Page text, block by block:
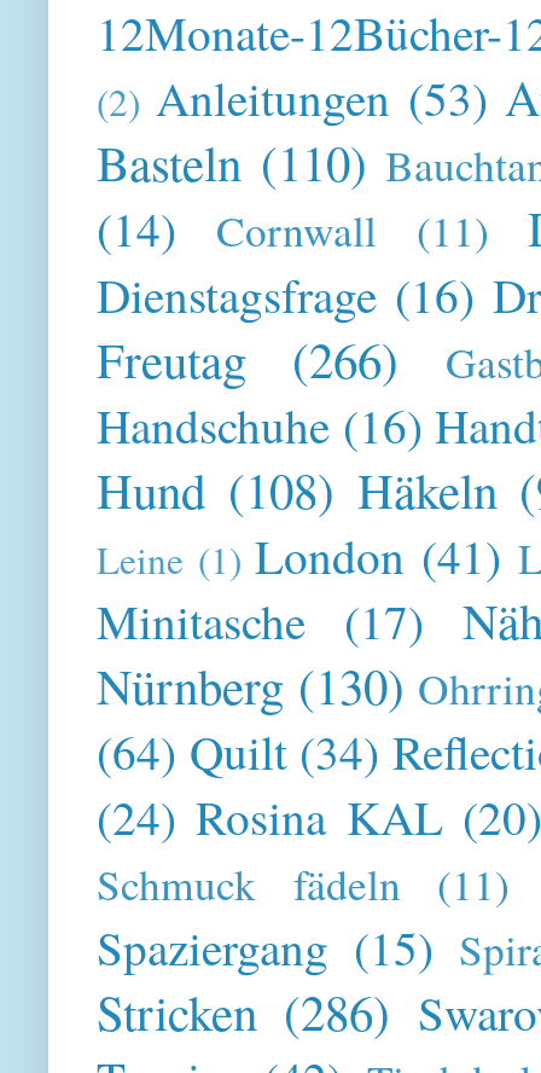
12Monate-12Bücher-
(2) Anleitungen (53)
Basteln (110)
(14) Cornwall (11)
Dienstagsfrage (16)
Freutag (266)
Handschuhe (16)
Hund (108) Häkeln
Leine (1) London (41)
Minitasche (17)
Nürnberg (130)
(64) Quilt (34)
(24) Rosina KAL
Schmuck fädeln (11)
Spaziergang (15)
Stricken (286)